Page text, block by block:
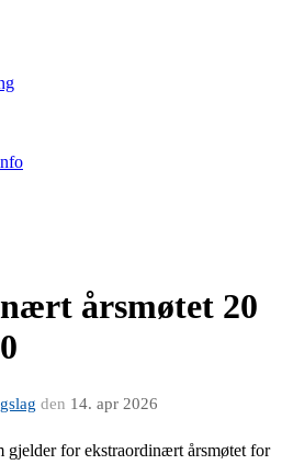
årsmøtet 20
den 14. apr 2026
gjelder for ekstraordinært årsmøtet for